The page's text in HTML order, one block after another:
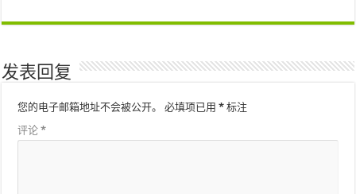
发表回复
您的电子邮箱地址不会被公开。 必填项已用* 标注
评论*